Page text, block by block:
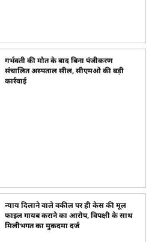
गर्भवती की मौत के बाद बिना पंजीकरण
संचालित अस्पताल सील, सीएमओ की बड़ी
कार्रवाई
न्याय दिलाने वाले वकील पर ही केस की मूल
फाइल गायब कराने का आरोप, विपक्षी के साथ
मिलीभगत का मुकदमा दर्ज